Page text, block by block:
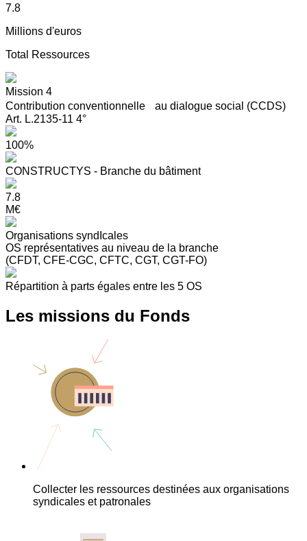
7.8
Millions d'euros
Total Ressources
Mission 4
Contribution conventionnelle au dialogue social (CCDS)
Art. L.2135-11 4°
100%
CONSTRUCTYS - Branche du bâtiment
7.8
M€
Organisations syndIcales
OS représentatives au niveau de la branche
(CFDT, CFE-CGC, CFTC, CGT, CGT-FO)
Répartition à parts égales entre les 5 OS
Les missions du Fonds
Collecter les ressources destinées aux organisations
syndicales et patronales